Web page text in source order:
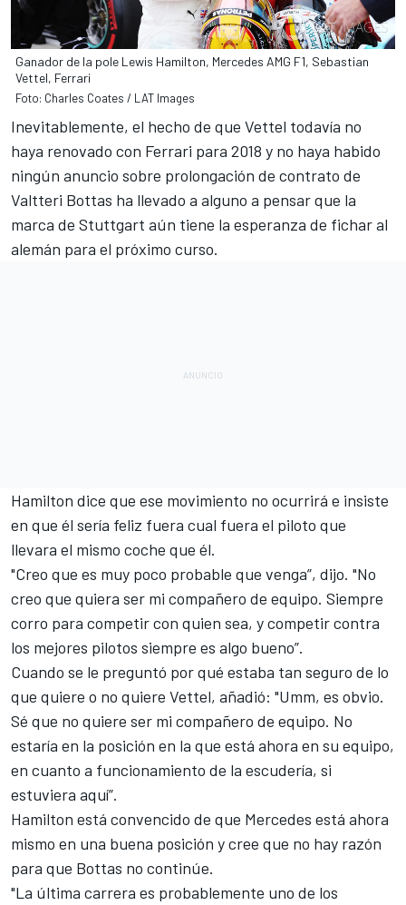
Ganador de la pole Lewis Hamilton, Mercedes AMG F1, Sebastian
Vettel, Ferrari
Foto: Charles Coates / LAT Images
Inevitablemente, el hecho de que Vettel todavía no
haya renovado con Ferrari para 2018 y no haya habido
ningún anuncio sobre prolongación de contrato de
Valtteri Bottas ha llevado a alguno a pensar que la
marca de Stuttgart aún tiene la esperanza de fichar al
alemán para el próximo curso.
Hamilton dice que ese movimiento no ocurrirá e insiste
en que él sería feliz fuera cual fuera el piloto que
llevara el mismo coche que él.
"Creo que es muy poco probable que venga”, dijo. "No
creo que quiera ser mi compañero de equipo. Siempre
corro para competir con quien sea, y competir contra
los mejores pilotos siempre es algo bueno”.
Cuando se le preguntó por qué estaba tan seguro de lo
que quiere o no quiere Vettel, añadió: "Umm, es obvio.
Sé que no quiere ser mi compañero de equipo. No
estaría en la posición en la que está ahora en su equipo,
en cuanto a funcionamiento de la escudería, si
estuviera aquí”.
Hamilton está convencido de que Mercedes está ahora
mismo en una buena posición y cree que no hay razón
para que Bottas no continúe.
"La última carrera es probablemente uno de los